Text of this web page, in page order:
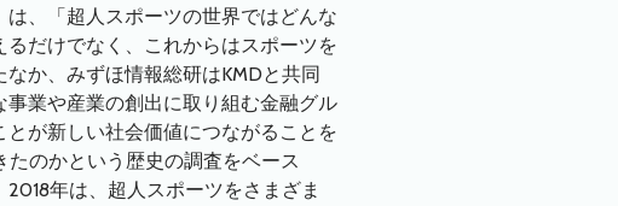
、「超人スポーツの世界ではどんな
だけでなく、これからはスポーツを
か、みずほ情報総研はKMDと共同
業や産業の創出に取り組む金融グル
が新しい社会価値につながることを
のかという歴史の調査をベース
年は、超人スポーツをさまざま